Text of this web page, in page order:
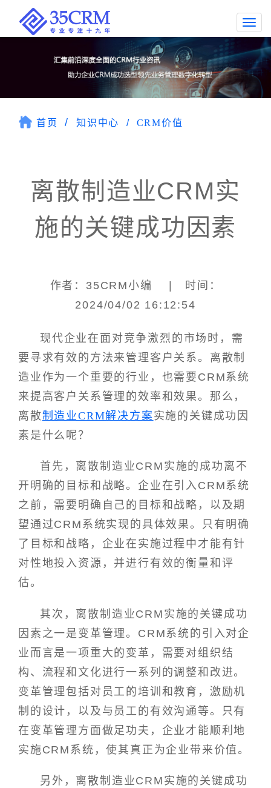
首页 知识中心 CRM价值
离散制造业CRM实
施的关键成功因素
作者：35CRM小编 | 时间：
2024/04/02 16:12:54
现代企业在面对竞争激烈的市场时，需
要寻求有效的方法来管理客户关系。离散制
造业作为一个重要的行业，也需要CRM系统
来提高客户关系管理的效率和效果。那么，
离散制造业CRM解决方案 实施的关键成功因
素是什么呢？
首先，离散制造业CRM实施的成功离不
开明确的目标和战略。企业在引入CRM系统
之前，需要明确自己的目标和战略，以及期
望通过CRM系统实现的具体效果。只有明确
了目标和战略，企业在实施过程中才能有针
对性地投入资源，并进行有效的衡量和评
估。
其次，离散制造业CRM实施的关键成功
因素之一是变革管理。CRM系统的引入对企
业而言是一项重大的变革，需要对组织结
构、流程和文化进行一系列的调整和改进。
变革管理包括对员工的培训和教育，激励机
制的设计，以及与员工的有效沟通等。只有
在变革管理方面做足功夫，企业才能顺利地
实施CRM系统，使其真正为企业带来价值。
另外，离散制造业CRM实施的关键成功